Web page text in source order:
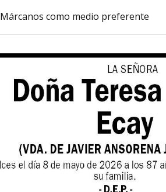
Márcanos como medio preferente